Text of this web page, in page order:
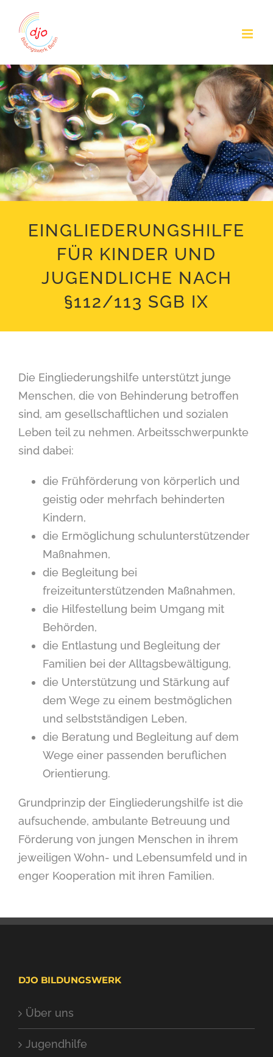
Inhalt
springen
EINGLIEDERUNGSHILFE
FÜR KINDER UND
JUGENDLICHE NACH
§112/113 SGB IX
Die Eingliederungshilfe unterstützt junge
Menschen, die von Behinderung betroffen
sind, am gesellschaftlichen und sozialen
Leben teil zu nehmen. Arbeitsschwerpunkte
sind dabei:
die Frühförderung von körperlich und
geistig oder mehrfach behinderten
Kindern,
die Ermöglichung schulunterstützender
Maßnahmen,
die Begleitung bei
freizeitunterstützenden Maßnahmen,
die Hilfestellung beim Umgang mit
Behörden,
die Entlastung und Begleitung der
Familien bei der Alltagsbewältigung,
die Unterstützung und Stärkung auf
dem Wege zu einem bestmöglichen
und selbstständigen Leben,
die Beratung und Begleitung auf dem
Wege einer passenden beruflichen
Orientierung.
Grundprinzip der Eingliederungshilfe ist die
aufsuchende, ambulante Betreuung und
Förderung von jungen Menschen in ihrem
jeweiligen Wohn- und Lebensumfeld und in
enger Kooperation mit ihren Familien.
DJO BILDUNGSWERK
Über uns
Jugendhilfe